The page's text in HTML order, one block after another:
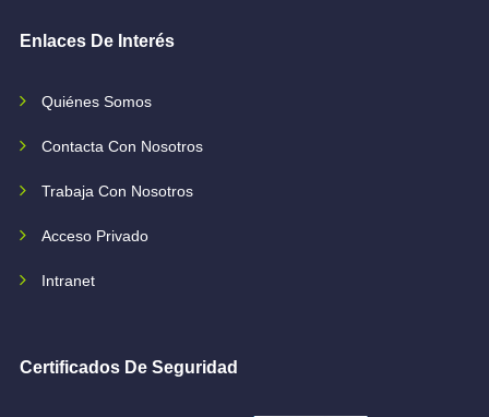
Enlaces De Interés
Quiénes Somos
Contacta Con Nosotros
Trabaja Con Nosotros
Acceso Privado
Intranet
Certificados De Seguridad